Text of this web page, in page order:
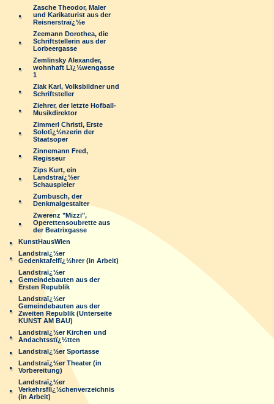
Zasche Theodor, Maler
und Karikaturist aus der
Reisnerstraï¿½e
Zeemann Dorothea, die
Schriftstellerin aus der
Lorbeergasse
Zemlinsky Alexander,
wohnhaft Lï¿½wengasse
1
Ziak Karl, Volksbildner und
Schriftsteller
Ziehrer, der letzte Hofball-
Musikdirektor
Zimmerl Christl, Erste
Solotï¿½nzerin der
Staatsoper
Zinnemann Fred,
Regisseur
Zips Kurt, ein
Landstraï¿½er
Schauspieler
Zumbusch, der
Denkmalgestalter
Zwerenz "Mizzi",
Operettensoubrette aus
der Beatrixgasse
KunstHausWien
Landstraï¿½er
Gedenktafelfï¿½hrer (in Arbeit)
Landstraï¿½er
Gemeindebauten aus der
Ersten Republik
Landstraï¿½er
Gemeindebauten aus der
Zweiten Republik (Unterseite
KUNST AM BAU)
Landstraï¿½er Kirchen und
Andachtsstï¿½tten
Landstraï¿½er Sportasse
Landstraï¿½er Theater (in
Vorbereitung)
Landstraï¿½er
Verkehrsflï¿½chenverzeichnis
(in Arbeit)